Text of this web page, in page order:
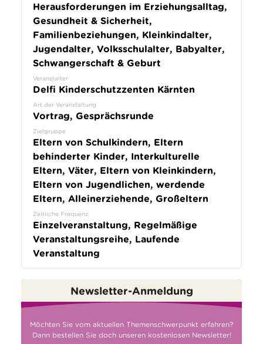
Herausforderungen im Erziehungsalltag,
Gesundheit & Sicherheit,
Familienbeziehungen, Kleinkindalter,
Jugendalter, Volksschulalter, Babyalter,
Schwangerschaft & Geburt
Veranstalter
Delfi Kinderschutzzenten Kärnten
Art der Veranstaltung
Vortrag, Gesprächsrunde
Zielgruppe
Eltern von Schulkindern, Eltern
behinderter Kinder, Interkulturelle
Eltern, Väter, Eltern von Kleinkindern,
Eltern von Jugendlichen, werdende
Eltern, Alleinerziehende, Großeltern
Zeitliche Frequenz
Einzelveranstaltung, Regelmäßige
Veranstaltungsreihe, Laufende
Veranstaltung
Newsletter-Anmeldung
Möchten Sie vom aktuellen Themenschwerpunkt erfahren?
Dann bestellen Sie doch unseren kostenlosen Newsletter!